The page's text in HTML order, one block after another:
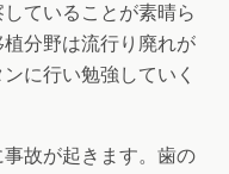
ていることが素晴ら
分野は流行り廃れが
に行い勉強していく
故が起きます。歯の